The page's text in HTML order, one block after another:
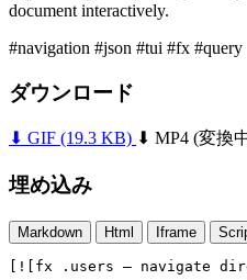
document interactively.
#navigation #json #tui #fx #query
ダウンロード
⬇ GIF (19.3 KB) ⬇ MP4 (変換
埋め込み
Markdown Html Iframe
[![fx .users — navigate